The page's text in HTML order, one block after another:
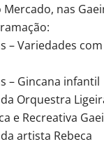
nas
– Variedades
– Gincana infantil
Orquestra
e Recreativa
artista Rebeca